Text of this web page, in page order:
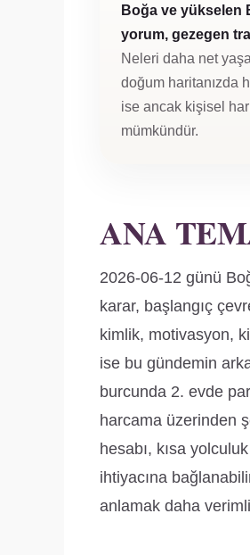
Boğa ve yükselen
yorum, gezegen
Neleri daha net
doğum haritanızda
ise ancak kişisel
mümkündür.
ANA
2026-06-12 günü
karar, başlangıç
kimlik, motivasyon,
ise bu gündemin
burcunda 2. evde
harcama üzerinden
hesabı, kısa
ihtiyacına
anlamak daha